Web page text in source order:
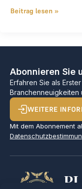
Beitrag lesen »
Abonnieren Sie
Erfahren Sie als
Branchenneuigkeiten
WEITERE
Mit dem Abonnement